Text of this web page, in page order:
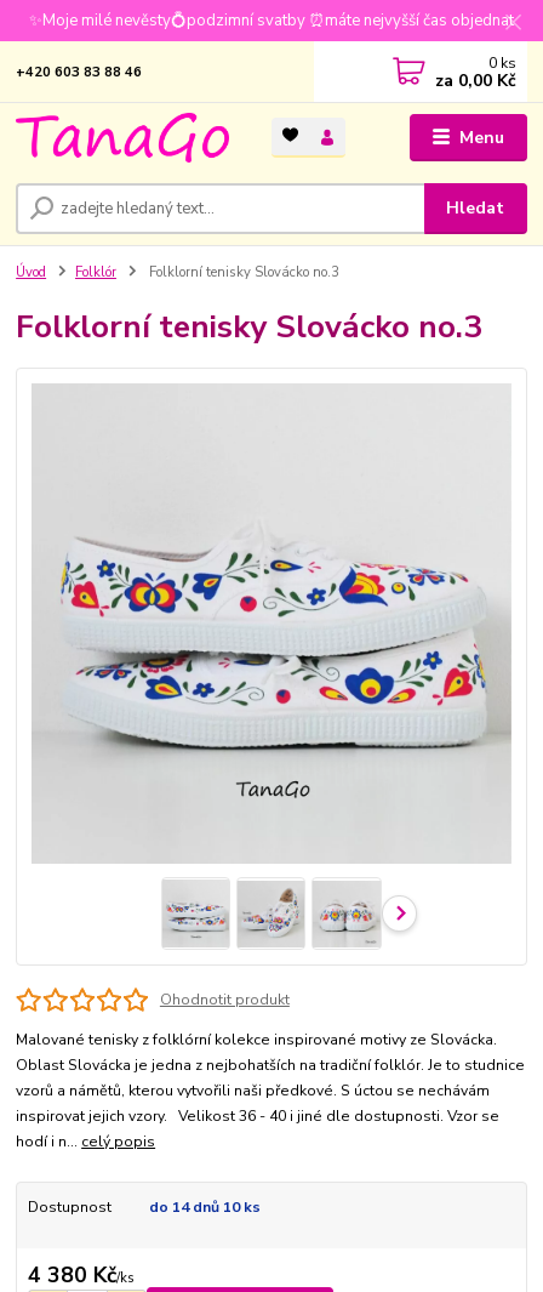
✨Moje milé nevěsty💍podzimní svatby ⏰máte nejvyšší čas objednat
Menu
Hledat
+420 603 83 88 46 0 ks
za 0,00 Kč
Úvod Folklór Folklorní tenisky Slovácko no.3
Folklorní tenisky Slovácko no.3
Ohodnotit produkt
Malované tenisky z folklórní kolekce inspirované motivy ze Slovácka.
Oblast Slovácka je jedna z nejbohatších na tradiční folklór. Je to studnice
vzorů a námětů, kterou vytvořili naši předkové. S úctou se nechávám
inspirovat jejich vzory. Velikost 36 - 40 i jiné dle dostupnosti. Vzor se
hodí i n... celý popis
Dostupnost do 14 dnů 10 ks
4 380 Kč/ks